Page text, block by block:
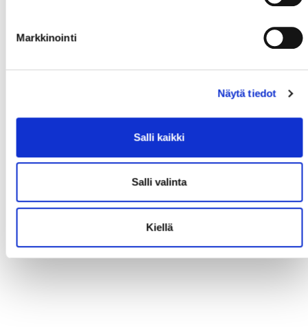
Markkinointi
Näytä tiedot
Salli kaikki
Salli valinta
Kiellä